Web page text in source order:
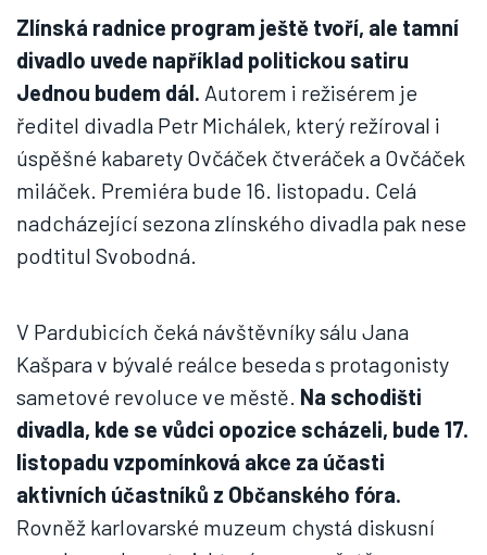
Zlínská radnice program ještě tvoří, ale tamní
divadlo uvede například politickou satiru
Jednou budem dál. Autorem i režisérem je
ředitel divadla Petr Michálek, který režíroval i
úspěšné kabarety Ovčáček čtveráček a Ovčáček
miláček. Premiéra bude 16. listopadu. Celá
nadcházející sezona zlínského divadla pak nese
podtitul Svobodná.
V Pardubicích čeká návštěvníky sálu Jana
Kašpara v bývalé reálce beseda s protagonisty
sametové revoluce ve městě. Na schodišti
divadla, kde se vůdci opozice scházeli, bude 17.
listopadu vzpomínková akce za účasti
aktivních účastníků z Občanského fóra.
Rovněž karlovarské muzeum chystá diskusní